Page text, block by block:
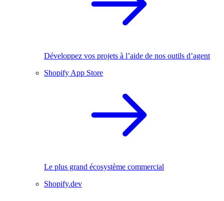
Développez vos projets à l’aide de nos outils d’agent
Shopify App Store
Le plus grand écosystème commercial
Shopify.dev